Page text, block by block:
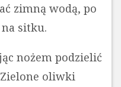
zimną wodą, po
sitku.
nożem podzielić
oliwki